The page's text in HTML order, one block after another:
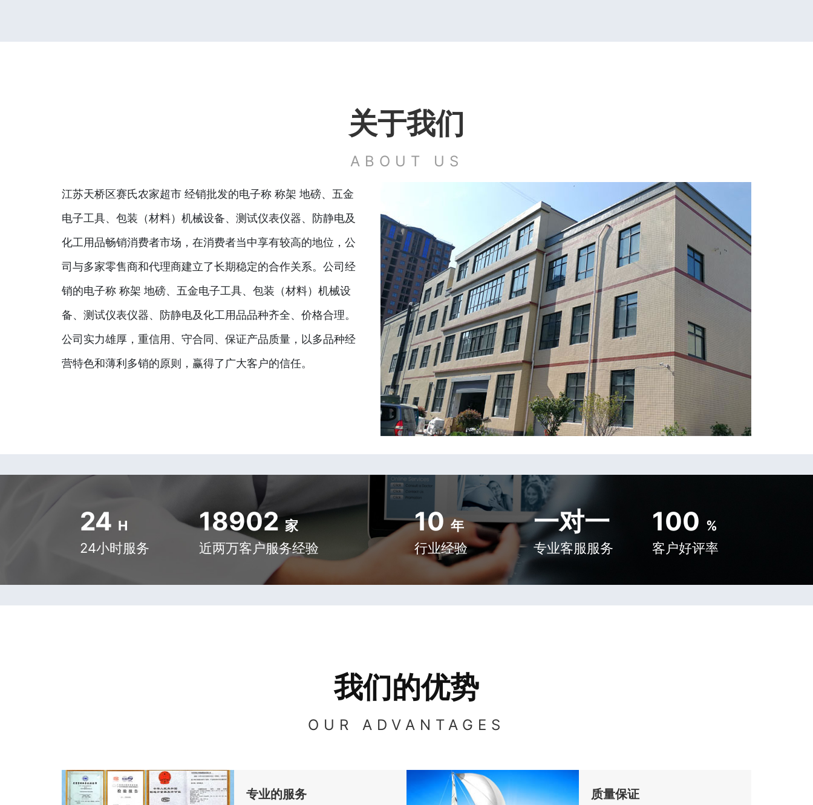
关于我们
ABOUT US
江苏天桥区赛氏农家超市 经销批发的电子称 称架 地磅、五金
电子工具、包装（材料）机械设备、测试仪表仪器、防静电及
化工用品畅销消费者市场，在消费者当中享有较高的地位，公
司与多家零售商和代理商建立了长期稳定的合作关系。公司经
销的电子称 称架 地磅、五金电子工具、包装（材料）机械设
备、测试仪表仪器、防静电及化工用品品种齐全、价格合理。
公司实力雄厚，重信用、守合同、保证产品质量，以多品种经
营特色和薄利多销的原则，赢得了广大客户的信任。
24 H
24小时服务
18902 家
近两万客户服务经验
10 年
行业经验
一对一
专业客服服务
100 %
客户好评率
我们的优势
OUR ADVANTAGES
专业的服务 质量保证